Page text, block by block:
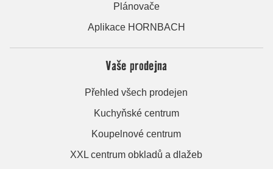
Plánovače
Aplikace HORNBACH
Vaše prodejna
Přehled všech prodejen
Kuchyňské centrum
Koupelnové centrum
XXL centrum obkladů a dlažeb